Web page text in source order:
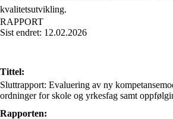
kvalitetsutvikling.
RAPPORT
Sist endret: 12.02.2026
Tittel:
Sluttrapport: Evaluering av ny
ordninger for skole og yrkesfag samt
Rapporten: